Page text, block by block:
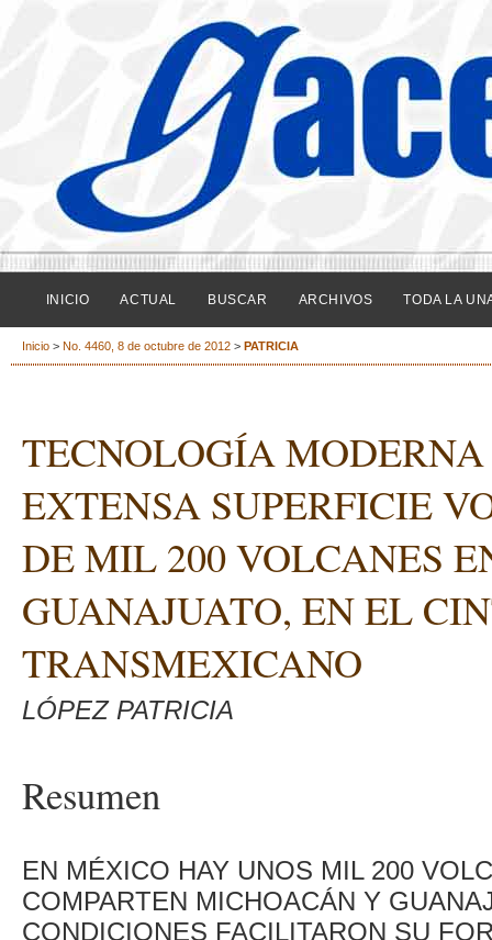
INICIO ACTUAL BUSCAR ARCHIVOS TODA LA
Inicio > No. 4460, 8 de octubre de 2012 > PATRICIA
TECNOLOGÍA
EXTENSA SUPERFICIE
DE MIL 200 VOLCANES
GUANAJUATO, EN EL
TRANSMEXICANO
LÓPEZ PATRICIA
Resumen
EN MÉXICO HAY UNOS MIL 200
COMPARTEN MICHOACÁN Y
CONDICIONES FACILITARON SU